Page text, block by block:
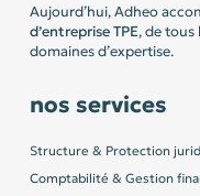
Aujourd’hui, Adheo
d’entrepriseTPE, de tous
domaines d’expertise.
nos services
Structure & Protection
Comptabilité & Gestion